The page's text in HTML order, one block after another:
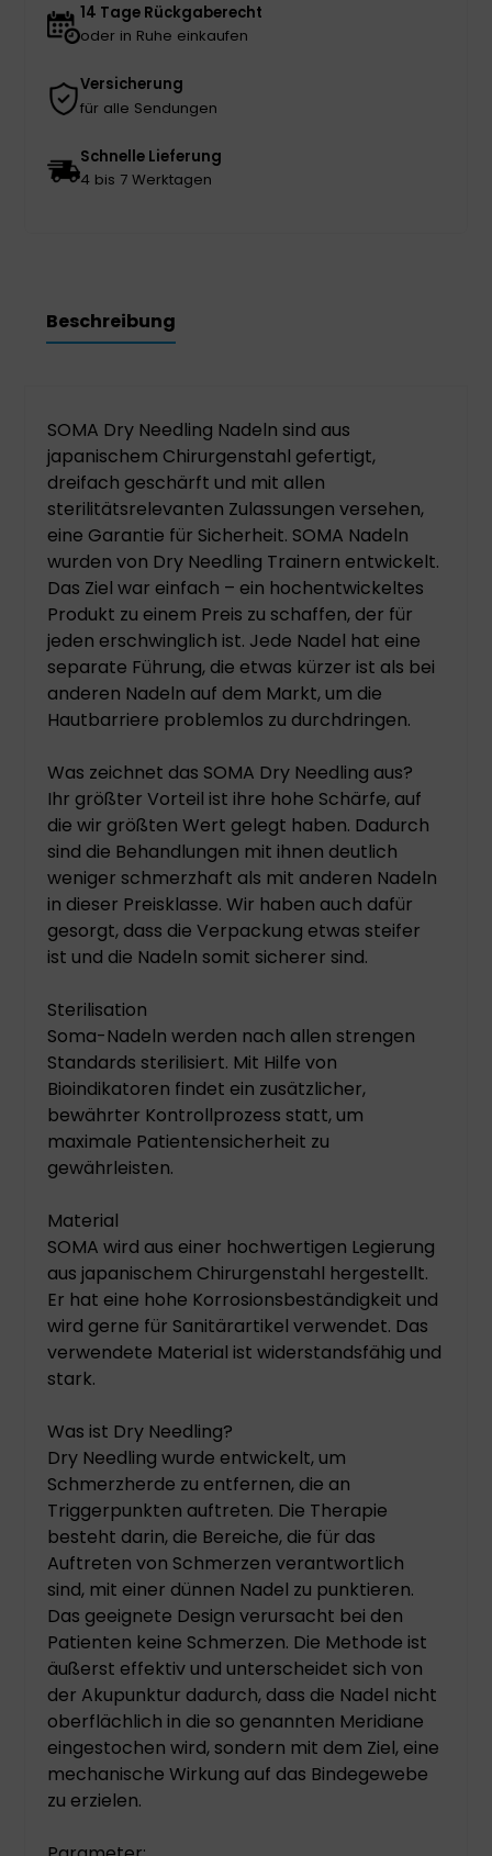
14 Tage Rückgaberecht
oder in Ruhe einkaufen
Versicherung
für alle Sendungen
Schnelle Lieferung
4 bis 7 Werktagen
Beschreibung
SOMA Dry Needling Nadeln sind aus
japanischem Chirurgenstahl gefertigt,
dreifach geschärft und mit allen
sterilitätsrelevanten Zulassungen versehen,
eine Garantie für Sicherheit. SOMA Nadeln
wurden von Dry Needling Trainern entwickelt.
Das Ziel war einfach – ein hochentwickeltes
Produkt zu einem Preis zu schaffen, der für
jeden erschwinglich ist. Jede Nadel hat eine
separate Führung, die etwas kürzer ist als bei
anderen Nadeln auf dem Markt, um die
Hautbarriere problemlos zu durchdringen.
Was zeichnet das SOMA Dry Needling aus?
Ihr größter Vorteil ist ihre hohe Schärfe, auf
die wir größten Wert gelegt haben. Dadurch
sind die Behandlungen mit ihnen deutlich
weniger schmerzhaft als mit anderen Nadeln
in dieser Preisklasse. Wir haben auch dafür
gesorgt, dass die Verpackung etwas steifer
ist und die Nadeln somit sicherer sind.
Sterilisation
Soma-Nadeln werden nach allen strengen
Standards sterilisiert. Mit Hilfe von
Bioindikatoren findet ein zusätzlicher,
bewährter Kontrollprozess statt, um
maximale Patientensicherheit zu
gewährleisten.
Material
SOMA wird aus einer hochwertigen Legierung
aus japanischem Chirurgenstahl hergestellt.
Er hat eine hohe Korrosionsbeständigkeit und
wird gerne für Sanitärartikel verwendet. Das
verwendete Material ist widerstandsfähig und
stark.
Was ist Dry Needling?
Dry Needling wurde entwickelt, um
Schmerzherde zu entfernen, die an
Triggerpunkten auftreten. Die Therapie
besteht darin, die Bereiche, die für das
Auftreten von Schmerzen verantwortlich
sind, mit einer dünnen Nadel zu punktieren.
Das geeignete Design verursacht bei den
Patienten keine Schmerzen. Die Methode ist
äußerst effektiv und unterscheidet sich von
der Akupunktur dadurch, dass die Nadel nicht
oberflächlich in die so genannten Meridiane
eingestochen wird, sondern mit dem Ziel, eine
mechanische Wirkung auf das Bindegewebe
zu erzielen.